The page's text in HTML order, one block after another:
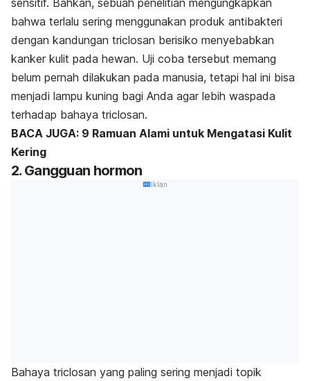
sensitif. Bahkan, sebuah penelitian mengungkapkan
bahwa terlalu sering menggunakan produk antibakteri
dengan kandungan triclosan berisiko menyebabkan
kanker kulit pada hewan. Uji coba tersebut memang
belum pernah dilakukan pada manusia, tetapi hal ini bisa
menjadi lampu kuning bagi Anda agar lebih waspada
terhadap bahaya triclosan.
BACA JUGA: 9 Ramuan Alami untuk Mengatasi Kulit
Kering
2. Gangguan hormon
Iklan
Bahaya triclosan yang paling sering menjadi topik